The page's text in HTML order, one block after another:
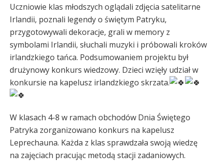
Uczniowie klas młodszych oglądali zdjęcia satelitarne
Irlandii, poznali legendy o świętym Patryku,
przygotowywali dekoracje, grali w memory z
symbolami Irlandii, słuchali muzyki i próbowali kroków
irlandzkiego tańca. Podsumowaniem projektu był
drużynowy konkurs wiedzowy. Dzieci wzięły udział w
konkursie na kapelusz irlandzkiego skrzata.
W klasach 4-8 w ramach obchodów Dnia Świętego
Patryka zorganizowano konkurs na kapelusz
Leprechauna. Każda z klas sprawdzała swoją wiedzę
na zajęciach pracując metodą stacji zadaniowych.